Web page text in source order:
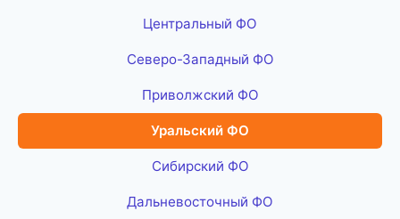
Центральный ФО
Северо-Западный ФО
Приволжский ФО
Уральский ФО
Сибирский ФО
Дальневосточный ФО